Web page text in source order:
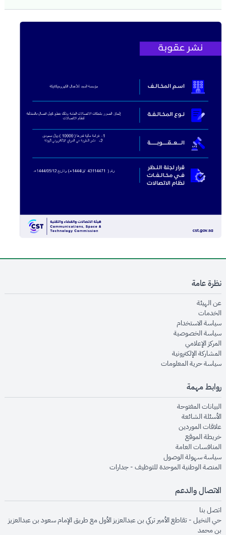
نظرة عامة
عن الهيئةopens in new window
الخدماتopens in new window
سياسة الاستخدام
سياسة الخصوصيةopens in new window
المركز الإعلاميopens in new window
المشاركة الإلكترونيةopens in new window
سياسة حرية المعلوماتopens in new window
روابط مهمة
البيانات المفتوحةopens in new window
الأسئلة الشائعةopens in new window
علاقات الموردينopens in new window
خريطة الموقعopens in new window
المنافسات العامةopens in new window
سياسة سهولة الوصولopens in new window
المنصة الوطنية الموحدة للتوظيف - جداراتopens in new window
الاتصال والدعم
اتصل بنا
حي النخيل - تقاطع الأمير تركي بن عبدالعزيز الأول مع طريق الإمام سعود بن عبدالعزيز
بن محمد